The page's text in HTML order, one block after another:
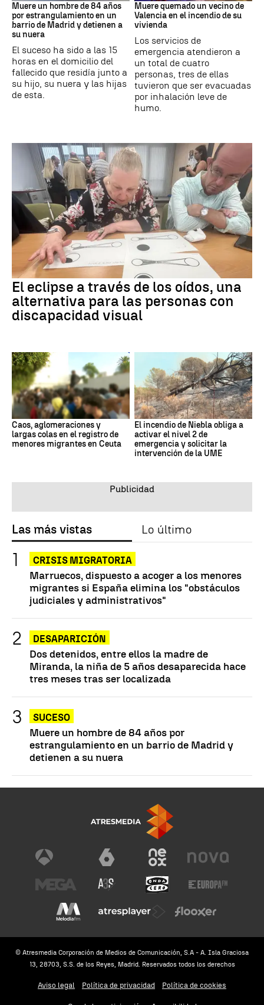
Muere un hombre de 84 años
por estrangulamiento en un
barrio de Madrid y detienen a
su nuera
El suceso ha sido a las 15
horas en el domicilio del
fallecido que residía junto a
su hijo, su nuera y las hijas
de esta.
Muere quemado un vecino de
Valencia en el incendio de su
vivienda
Los servicios de
emergencia atendieron a
un total de cuatro
personas, tres de ellas
tuvieron que ser evacuadas
por inhalación leve de
humo.
El eclipse a través de los oídos, una
alternativa para las personas con
discapacidad visual
Caos, aglomeraciones y
largas colas en el registro de
menores migrantes en Ceuta
El incendio de Niebla obliga a
activar el nivel 2 de
emergencia y solicitar la
intervención de la UME
Las más vistas Lo último
CRISIS MIGRATORIA
Marruecos, dispuesto a acoger a los menores
migrantes si España elimina los "obstáculos
judiciales y administrativos"
DESAPARICIÓN
Dos detenidos, entre ellos la madre de
Miranda, la niña de 5 años desaparecida hace
tres meses tras ser localizada
SUCESO
Muere un hombre de 84 años por
estrangulamiento en un barrio de Madrid y
detienen a su nuera
© Atresmedia Corporación de Medios de Comunicación, S.A - A. Isla Graciosa
13, 28703, S.S. de los Reyes, Madrid. Reservados todos los derechos
Aviso legal Política de privacidad Política de cookies